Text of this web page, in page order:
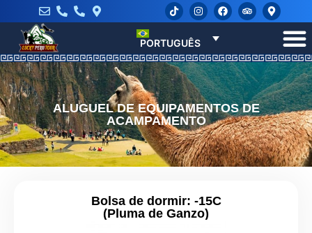
PORTUGUÊS
ALUGUEL DE EQUIPAMENTOS DE
ACAMPAMENTO
Bolsa de dormir: -15C
(Pluma de Ganzo)